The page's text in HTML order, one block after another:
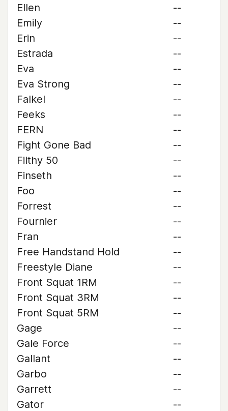
Ellen
--
Emily
--
Erin
--
Estrada
--
Eva
--
Eva Strong
--
Falkel
--
Feeks
--
FERN
--
Fight Gone Bad
--
Filthy 50
--
Finseth
--
Foo
--
Forrest
--
Fournier
--
Fran
--
Free Handstand Hold
--
Freestyle Diane
--
Front Squat 1RM
--
Front Squat 3RM
--
Front Squat 5RM
--
Gage
--
Gale Force
--
Gallant
--
Garbo
--
Garrett
--
Gator
--